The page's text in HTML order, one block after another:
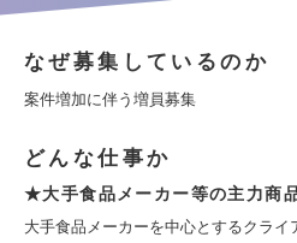
なぜ募集しているのか
案件増加に伴う増員募集
どんな仕事か
★大手食品メーカー等の主力商
大手食品メーカーを中心とするクライ